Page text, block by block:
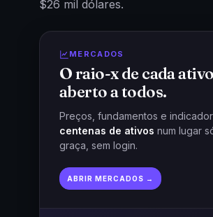
$26 mil dólares.
MERCADOS
O raio-x de cada
aberto a todos.
Preços, fundamentos e
centenas de ativos num lugar
graça, sem login.
ABRIR MERCADOS →